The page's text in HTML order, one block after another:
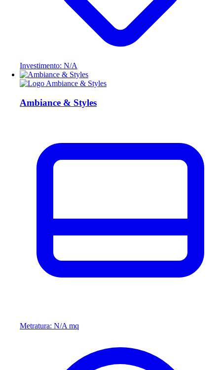
Investimento: N/A
Ambiance & Styles
Metratura: N/A mq